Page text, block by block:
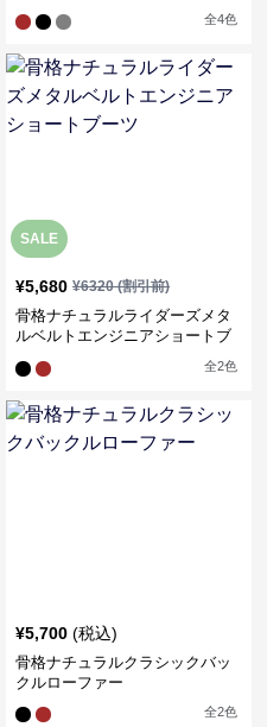
全4色
SALE
¥5,680 ¥6320(割引前)
骨格ナチュラルライダーズメタ
ルベルトエンジニアショートブ
全2色
¥5,700 (税込)
骨格ナチュラルクラシックバッ
クルローファー
全2色